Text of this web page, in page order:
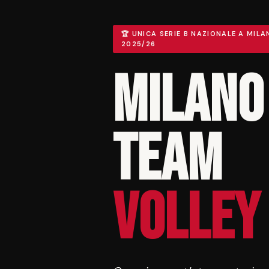
🏆 UNICA SERIE B NAZIONALE A
2025/26
Milano
Team
Volley